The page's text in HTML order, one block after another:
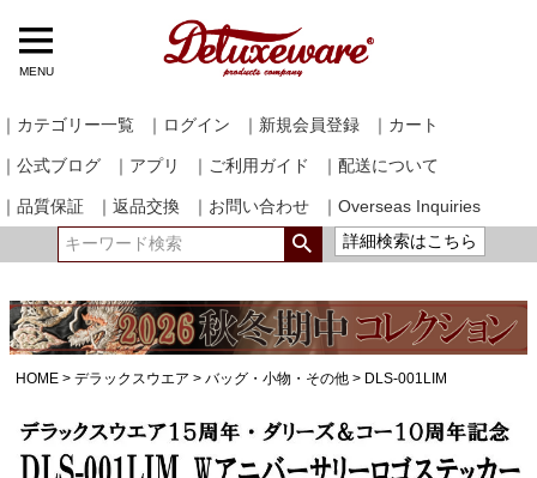
MENU
｜カテゴリー一覧 ｜ログイン ｜新規会員登録 ｜カート
｜公式ブログ ｜アプリ ｜ご利用ガイド ｜配送について
｜品質保証 ｜返品交換 ｜お問い合わせ
｜Overseas Inquiries
詳細検索はこちら
HOME デラックスウエア バッグ・小物・その他 DLS-001LIM